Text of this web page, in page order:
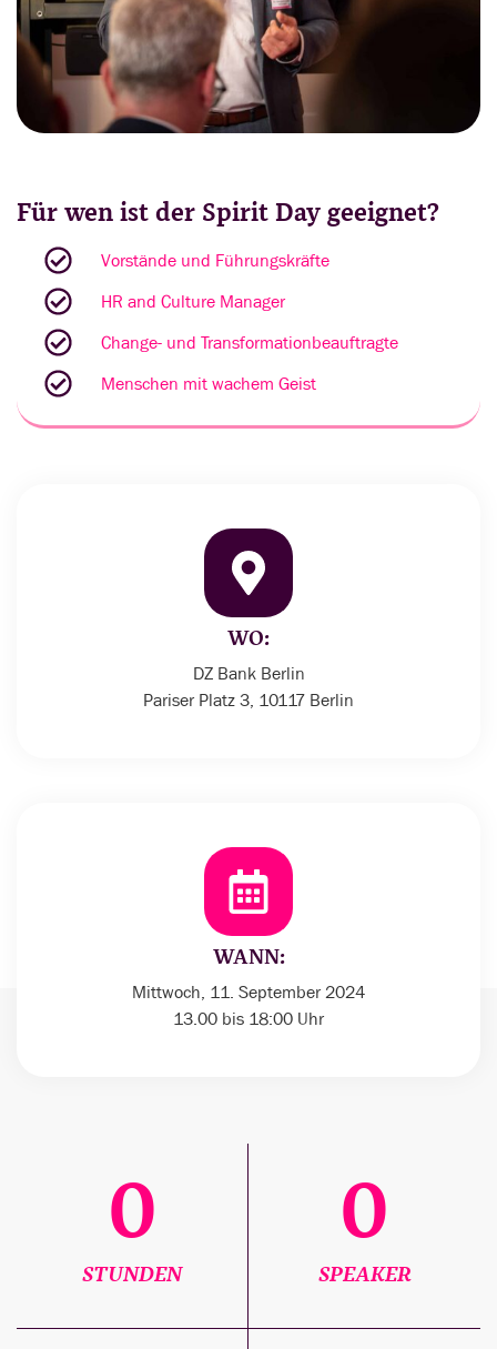
Für wen ist der Spirit Day geeignet?
Vorstände und Führungskräfte
HR and Culture Manager
Change- und Transformationbeauftragte
Menschen mit wachem Geist
WO:
DZ Bank Berlin
Pariser Platz 3, 10117 Berlin
WANN:
Mittwoch, 11. September 2024
13.00 bis 18:00 Uhr
STUNDEN
0
SPEAKER
0